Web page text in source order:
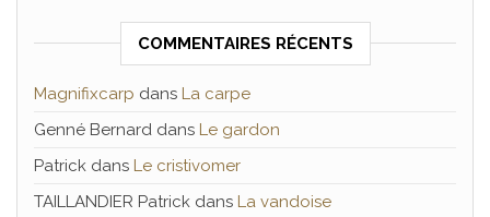
COMMENTAIRES RÉCENTS
Magnifixcarp dans La carpe
Genné Bernard dans Le gardon
Patrick dans Le cristivomer
TAILLANDIER Patrick dans La vandoise